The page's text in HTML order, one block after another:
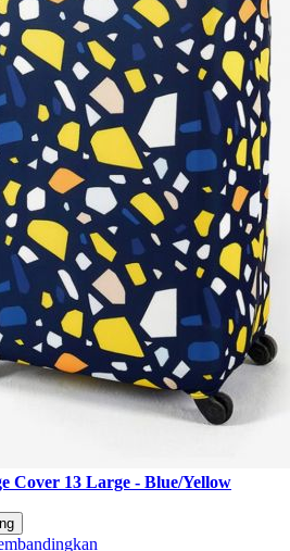
Cover 13 Large - Blue/Yellow